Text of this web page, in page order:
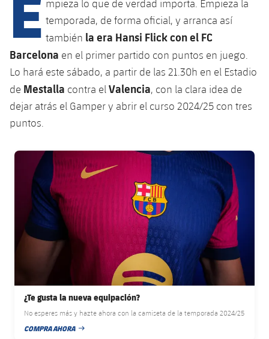
plusicon
más
Instalaciones
Spotify Camp Nou
Estadi Johan Cruyff
Barça Cafe
Ciutat Esportiva
La Masia
plusicon
más
Servicios
Servicios Médicos
plusicon
más
Acreditaciones
Instalaciones
SUB13
SUB12
SUB11 A
SUB11 B
SUB10 B
SUB9 A
SUB9 B
SUB8 A
SUB8 B
SUB13 B
SUB12 C
SUB11 C
Entradas
Gameday Shows
Resultados
Jugadores
Fotos
Historia
Palmarés
Base
Barça Atlètic
Cadete A
Infantil A
Infantil B
Mini
Campus Verano
PLUSICON
MÁS
Primer Equipo
plusicon
más
Actualidad
Resultados
Clasificaciones
Jugadores
Historia
Barça Atlètic
plusicon
más
Calendario
Resultados
Clasificaciones
Jugadores
Fotos
Actualidad
Juvenil
Cadete A
Cadete B
Infantil A
Infantil B
PLUSICON
MÁS
Primer equipo
plusicon
más
Actualidad
Calendario
Entradas
Barça Atlètic
plusicon
más
Actualidad
Calendario
Resultados
Base
Actualidad
Juvenil
Campus Verano
mpieza lo que de verdad importa. Empieza la
temporada, de forma oficial, y arranca así
también la era Hansi Flick con el FC
Barcelona en el primer partido con puntos en juego.
Lo hará este sábado, a partir de las 21.30h en el Estadio
de Mestalla contra el Valencia, con la clara idea de
dejar atrás el Gamper y abrir el curso 2024/25 con tres
puntos.
FC Barcelona club badge
¿Te gusta la nueva equipación?
No esperes más y hazte ahora con la camiseta de la temporada 2024/25
COMPRA AHORA
FECHA DE PUBLICACIÓN